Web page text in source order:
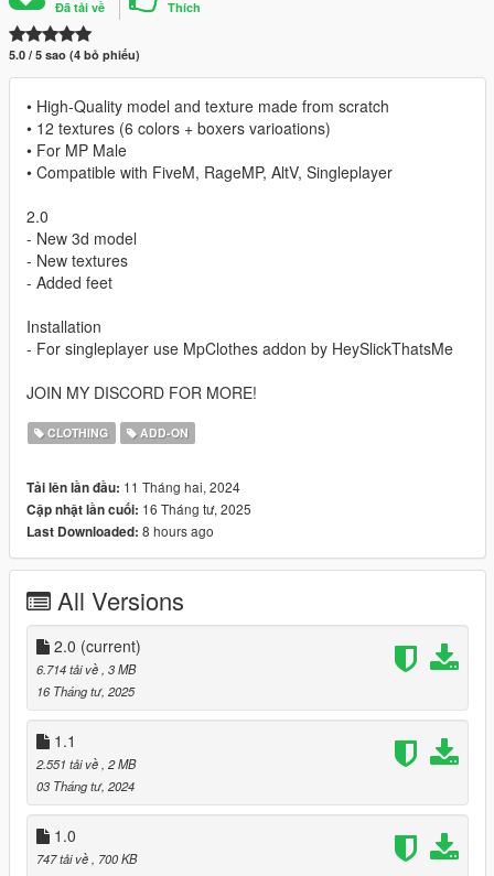
Đã tải về Thích
5.0 / 5 sao (4 bỏ phiếu)
• High-Quality model and texture made from scratch
• 12 textures (6 colors + boxers varioations)
• For MP Male
• Compatible with FiveM, RageMP, AltV, Singleplayer
2.0
- New 3d model
- New textures
- Added feet
Installation
- For singleplayer use MpClothes addon by HeySlickThatsMe
JOIN MY DISCORD FOR MORE!
CLOTHING ADD-ON
Tải lên lần đầu: 11 Tháng hai, 2024
Cập nhật lần cuối: 16 Tháng tư, 2025
Last Downloaded: 8 hours ago
All Versions
2.0 (current)
6.714 tải về , 3 MB
16 Tháng tư, 2025
1.1
2.551 tải về , 2 MB
03 Tháng tư, 2024
1.0
747 tải về
, 700 KB